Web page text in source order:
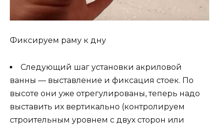
Фиксируем раму к дну
Следующий шаг установки акриловой
ванны — выставление и фиксация стоек. По
высоте они уже отрегулированы, теперь надо
выставить их вертикально (контролируем
строительным уровнем с двух сторон или